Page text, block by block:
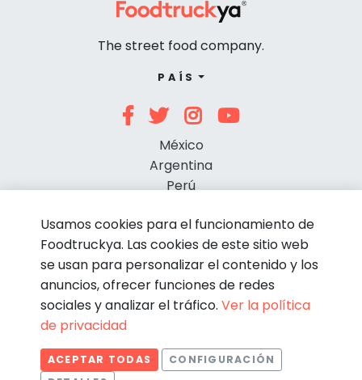
The street food company.
PAÍS
México
Argentina
Perú
© Foodtruckya 2026
Condiciones de contratación Política de privacidad
Usamos cookies para el funcionamiento de
Foodtruckya. Las cookies de este sitio web
se usan para personalizar el contenido y los
anuncios, ofrecer funciones de redes
sociales y analizar el tráfico. Ver la política
de privacidad
ACEPTAR TODAS
CONFIGURACIÓN